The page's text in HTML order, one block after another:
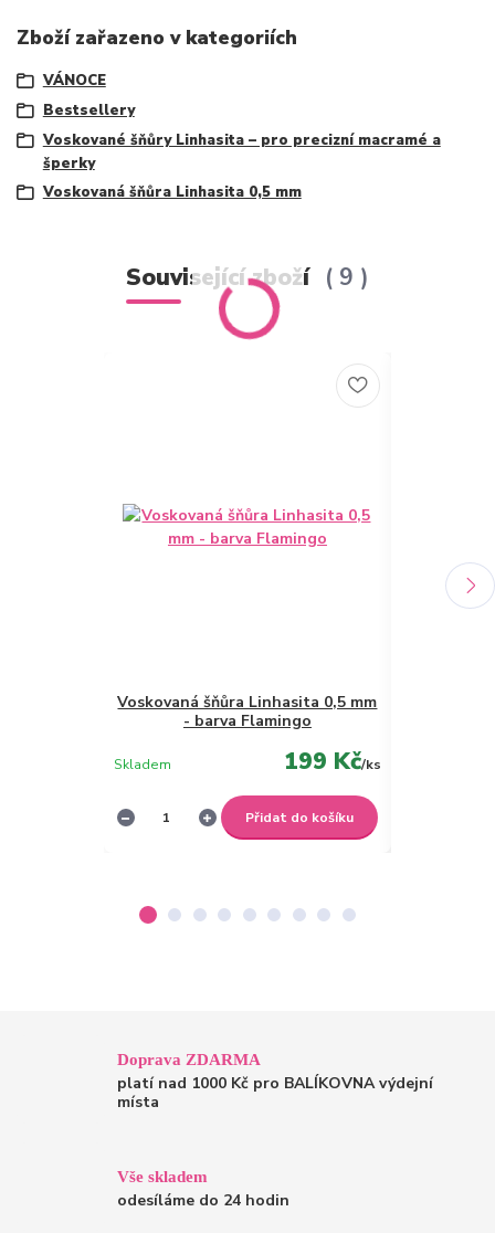
Zboží zařazeno v kategoriích
VÁNOCE
Bestsellery
Voskované šňůry Linhasita – pro precizní macramé a
šperky
Voskovaná šňůra Linhasita 0,5 mm
Související zboží 9
Voskovaná šňůra Linhasita 0,5 mm
- barva Flamingo
199 Kč/ks
Skladem
Přidat do košíku
Doprava ZDARMA
platí nad 1000 Kč pro BALÍKOVNA výdejní
místa
Vše skladem
odesíláme do 24 hodin